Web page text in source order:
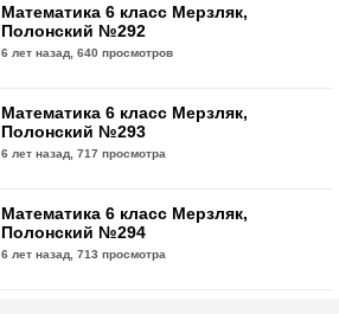
Математика 6 класс Мерзляк,
Полонский №292
6 лет назад,640 просмотров
Математика 6 класс Мерзляк,
Полонский №293
6 лет назад,717 просмотра
Математика 6 класс Мерзляк,
Полонский №294
6 лет назад,713 просмотра